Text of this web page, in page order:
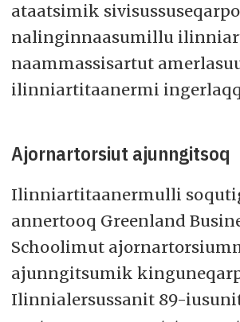
ataatsimik
nalinginnaasumillu
naammassisartut
ilinniartitaanermi
Ajornartorsiut ajunngitsoq
Ilinniartitaanermulli
annertooq Greenland
Schoolimut
ajunngitsumik
Ilinnialersussanit 89-